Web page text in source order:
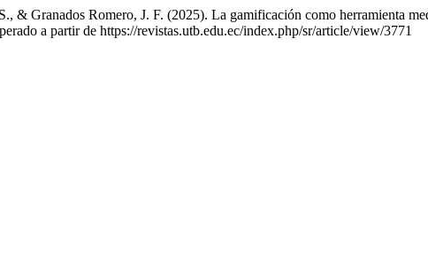
Granados Romero, J. F. (2025). La gamificación como herramienta
a partir de https://revistas.utb.edu.ec/index.php/sr/article/view/3771